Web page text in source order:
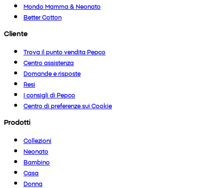
Mondo Mamma & Neonato
Better Cotton
Cliente
Trova il punto vendita Pepco
Centro assistenza
Domande e risposte
Resi
I consigli di Pepco
Centro di preferenze sui Cookie
Prodotti
Collezioni
Neonato
Bambino
Casa
Donna